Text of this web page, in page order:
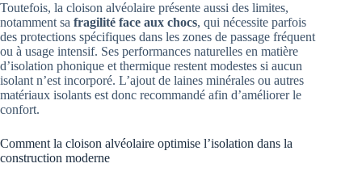
Toutefois, la cloison alvéolaire présente aussi des limites,
notamment sa fragilité face aux chocs, qui nécessite parfois
des protections spécifiques dans les zones de passage fréquent
ou à usage intensif. Ses performances naturelles en matière
d’isolation phonique et thermique restent modestes si aucun
isolant n’est incorporé. L’ajout de laines minérales ou autres
matériaux isolants est donc recommandé afin d’améliorer le
confort.
Comment la cloison alvéolaire optimise l’isolation dans la
construction moderne